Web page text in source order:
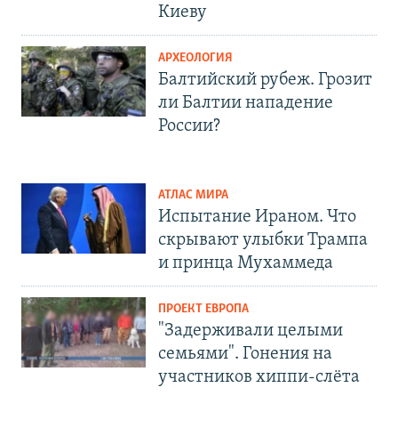
Киеву
АРХЕОЛОГИЯ
Балтийский рубеж. Грозит
ли Балтии нападение
России?
АТЛАС МИРА
Испытание Ираном. Что
скрывают улыбки Трампа
и принца Мухаммеда
ПРОЕКТ ЕВРОПА
"Задерживали целыми
семьями". Гонения на
участников хиппи-слёта